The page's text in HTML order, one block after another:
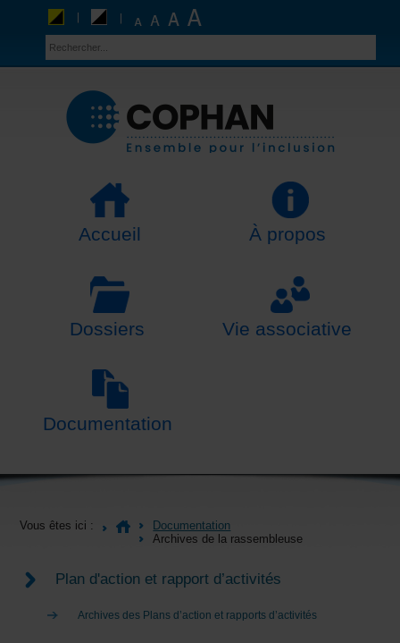
Accueil À propos
Dossiers Vie associative
Documentation
Vous êtes ici :
Documentation
Archives de la rassembleuse
Plan d'action et rapport d’activités
Archives des Plans d’action et rapports d’activités